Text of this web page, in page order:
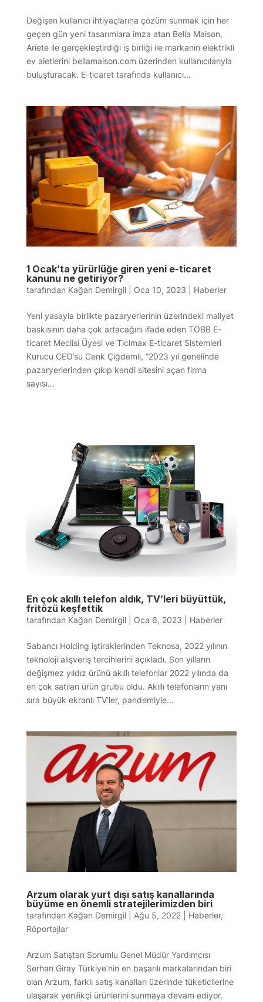
Değişen kullanıcı ihtiyaçlarına çözüm sunmak için her
geçen gün yeni tasarımlara imza atan Bella Maison,
Ariete ile gerçekleştirdiği iş birliği ile markanın elektrikli
ev aletlerini bellamaison.com üzerinden kullanıcılarıyla
buluşturacak. E-ticaret tarafında kullanıcı...
1 Ocak’ta yürürlüğe giren yeni e-ticaret
kanunu ne getiriyor?
tarafından Kağan Demirgil| Oca 10, 2023 Haberler
Yeni yasayla birlikte pazaryerlerinin üzerindeki maliyet
baskısının daha çok artacağını ifade eden TOBB E-
ticaret Meclisi Üyesi ve Ticimax E-ticaret Sistemleri
Kurucu CEO’su Cenk Çiğdemli, “2023 yıl genelinde
pazaryerlerinden çıkıp kendi sitesini açan firma
sayısı...
En çok akıllı telefon aldık, TV’leri büyüttük,
fritözü keşfettik
tarafından Kağan Demirgil| Oca 6, 2023 Haberler
Sabancı Holding iştiraklerinden Teknosa, 2022 yılının
teknoloji alışveriş tercihlerini açıkladı. Son yılların
değişmez yıldız ürünü akıllı telefonlar 2022 yılında da
en çok satılan ürün grubu oldu. Akıllı telefonların yanı
sıra büyük ekranlı TV’ler, pandemiyle...
Arzum olarak yurt dışı satış kanallarında
büyüme en önemli stratejilerimizden biri
tarafından Kağan Demirgil| Ağu 5, 2022| Haberler,
Röportajlar
Arzum Satıştan Sorumlu Genel Müdür Yardımcısı
Serhan Giray Türkiye’nin en başarılı markalarından biri
olan Arzum, farklı satış kanalları üzerinde tüketicilerine
ulaşarak yenilikçi ürünlerini sunmaya devam ediyor.